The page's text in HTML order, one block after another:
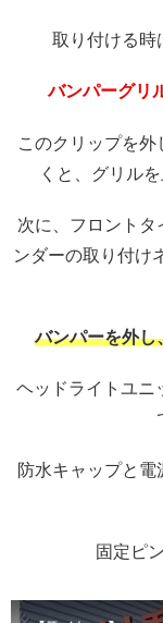
取り付ける時
バンパーグリ
このクリップを
くと、グリル
次に、フロントタ
ンダーの取り付け
バンパーを外し
ヘッドライトユニ
防水キャップと電
固定ピ